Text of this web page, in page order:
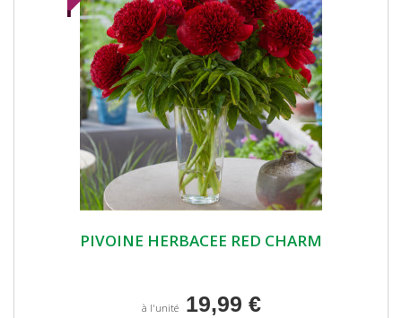
PIVOINE HERBACEE RED CHARM
à l'unité 19,99 €